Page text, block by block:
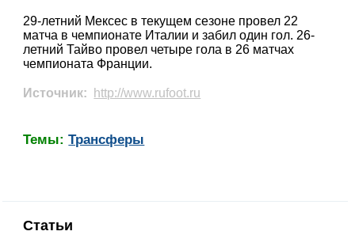
29-летний Мексес в текущем сезоне провел 22
матча в чемпионате Италии и забил один гол. 26-
летний Тайво провел четыре гола в 26 матчах
чемпионата Франции.
Источник: http://www.rufoot.ru
Темы:Трансферы
Статьи